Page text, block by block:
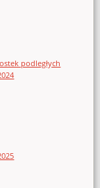
podległych